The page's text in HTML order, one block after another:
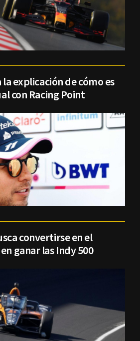
explicación de cómo es
con Racing Point
convertirse en el
ganar las Indy 500